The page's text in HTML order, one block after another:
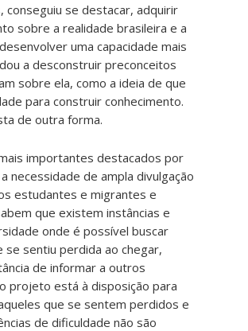
se destacar, adquirir
sobre a realidade brasileira e a
uma capacidade mais
a desconstruir preconceitos
sobre ela, como a ideia de que
para construir conhecimento.
de outra forma.
importantes destacados por
a necessidade de ampla divulgação
estudantes e migrantes e
que existem instâncias e
onde é possível buscar
se sentiu perdida ao chegar,
de informar a outros
projeto está à disposição para
que se sentem perdidos e
de dificuldade não são